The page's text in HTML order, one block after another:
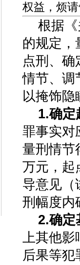
权益，烦
根据
的规定，
点刑、
情节、调
以掩饰隐
1.确定
罪事实对
量刑情节
万元，起
导意见（
刑幅度内
2.确定
上其他影
后果等